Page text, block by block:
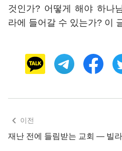
것인가? 어떻게 해야 하나
라에 들어갈 수 있는가? 이
이전
재난 전에 들림받는 교회 ― 빌